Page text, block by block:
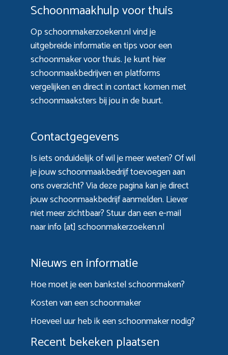
Schoonmaakhulp voor thuis
Op schoonmakerzoeken.nl vind je
uitgebreide informatie en tips voor een
schoonmaker voor thuis. Je kunt hier
schoonmaakbedrijven en platforms
vergelijken en direct in contact komen met
schoonmaaksters bij jou in de buurt.
Contactgegevens
Is iets onduidelijk of wil je meer weten? Of wil
je jouw schoonmaakbedrijf toevoegen aan
ons overzicht? Viadeze paginakan je direct
jouw schoonmaakbedrijf aanmelden. Liever
niet meer zichtbaar? Stuur dan een e-mail
naar info [at] schoonmakerzoeken.nl
Nieuws en informatie
Hoe moet je een bankstel schoonmaken?
Kosten van een schoonmaker
Hoeveel uur heb ik een schoonmaker nodig?
Recent bekeken plaatsen